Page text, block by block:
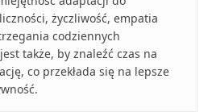
życzliwość, empatia
codziennych
także, by znaleźć czas na
co przekłada się na lepsze